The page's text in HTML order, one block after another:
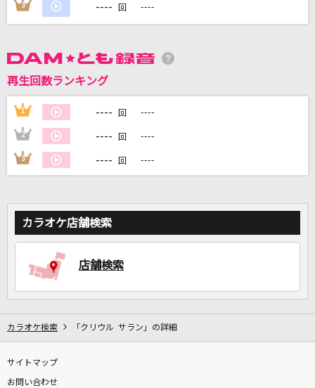
米津玄師
ポルノグラフィティ
[生音]シュガーソングとビターステップ
UNISON SQUARE GARDEN
カラオケをもっと楽しもう！
3 ---- 回 ----
再生回数ランキング
1 ---- 回 ----
2 ---- 回 ----
3 ---- 回 ----
カラオケ店舗検索
店舗検索
カラオケ検索 「クリウル サラン」の詳細
サイトマップ
お問い合わせ